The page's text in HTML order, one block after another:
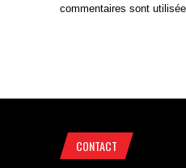
commentaires sont
CONTACT